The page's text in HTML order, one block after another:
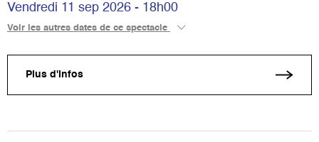
Vendredi 11 sep 2026 - 18h00
Voir les autres dates de ce spectacle
Plus d'infos